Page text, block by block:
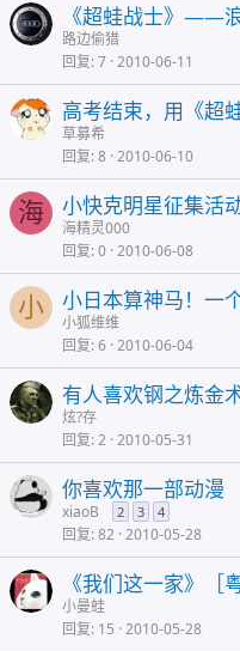
《超蛙战士》――
路边偷猎
回复 7 2010-06-11
高考结束，用《超
草募希
回复 8 2010-06-10
海 小快克明星征集活
海精灵000
回复 0 2010-06-08
小 小日本算神马！一
小狐维维
回复 6 2010-06-04
有人喜欢钢之炼金
炫?存
回复 2 2010-05-31
你喜欢那一部动漫
xiaoB 2 3 4
回复 82 2010-05-28
《我们这一家》［
小曼蛙
回复 15 2010-05-28